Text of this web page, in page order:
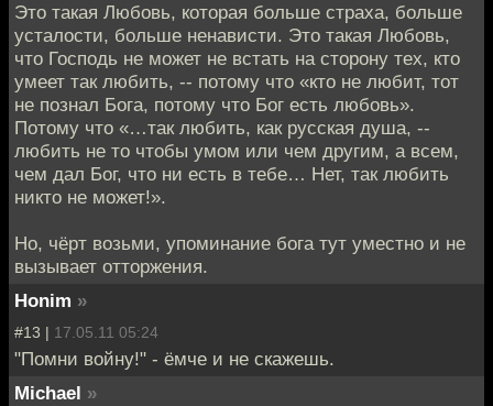
Это такая Любовь, которая больше страха, больше
усталости, больше ненависти. Это такая Любовь,
что Господь не может не встать на сторону тех, кто
умеет так любить, -- потому что «кто не любит, тот
не познал Бога, потому что Бог есть любовь».
Потому что «…так любить, как русская душа, --
любить не то чтобы умом или чем другим, а всем,
чем дал Бог, что ни есть в тебе… Нет, так любить
никто не может!».
Но, чёрт возьми, упоминание бога тут уместно и не
вызывает отторжения.
Honim »
#13 | 17.05.11 05:24
"Помни войну!" - ёмче и не скажешь.
Мichael »